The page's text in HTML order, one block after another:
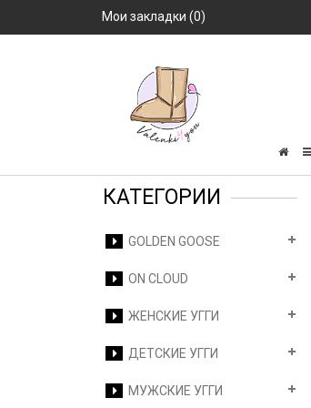
Мои закладки (0)
КАТЕГОРИИ
GOLDEN GOOSE
ON CLOUD
ЖЕНСКИЕ УГГИ
ДЕТСКИЕ УГГИ
МУЖСКИЕ УГГИ